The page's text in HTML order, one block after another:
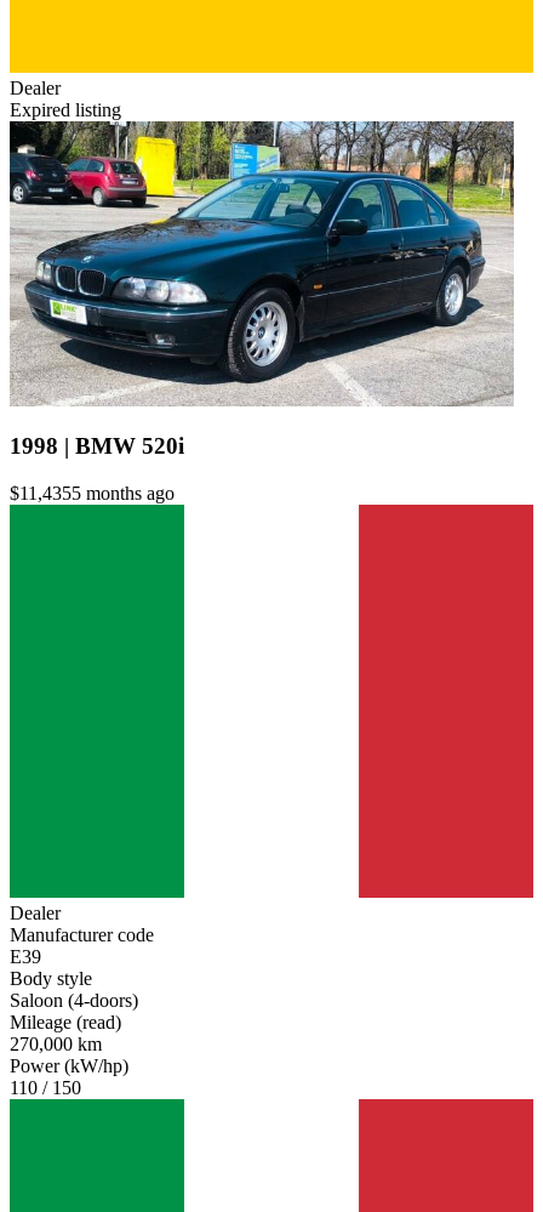
Dealer
Expired listing
1998 | BMW 520i
$11,4355 months ago
Dealer
Manufacturer code
E39
Body style
Saloon (4-doors)
Mileage (read)
270,000 km
Power (kW/hp)
110 / 150